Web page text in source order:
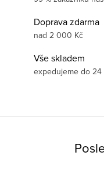
Doprava zdarma
nad 2 000 Kč
Vše skladem
expedujeme do 24